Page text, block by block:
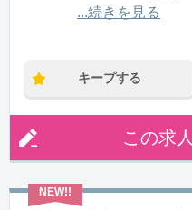
12:00〜21:00(休憩
...続きを見る
キープする
この求